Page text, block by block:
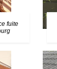
fuite